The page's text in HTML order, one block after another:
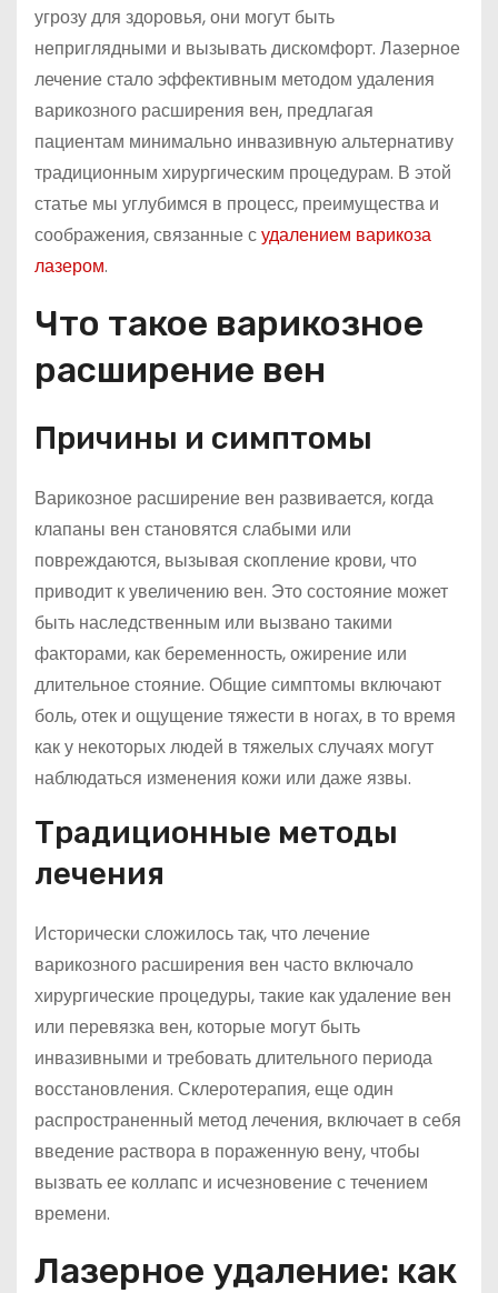
угрозу для здоровья, они могут быть
неприглядными и вызывать дискомфорт. Лазерное
лечение стало эффективным методом удаления
варикозного расширения вен, предлагая
пациентам минимально инвазивную альтернативу
традиционным хирургическим процедурам. В этой
статье мы углубимся в процесс, преимущества и
соображения, связанные судалением варикоза
лазером.
Что такое варикозное
расширение вен
Причины и симптомы
Варикозное расширение вен развивается, когда
клапаны вен становятся слабыми или
повреждаются, вызывая скопление крови, что
приводит к увеличению вен. Это состояние может
быть наследственным или вызвано такими
факторами, как беременность, ожирение или
длительное стояние. Общие симптомы включают
боль, отек и ощущение тяжести в ногах, в то время
как у некоторых людей в тяжелых случаях могут
наблюдаться изменения кожи или даже язвы.
Традиционные методы
лечения
Исторически сложилось так, что лечение
варикозного расширения вен часто включало
хирургические процедуры, такие как удаление вен
или перевязка вен, которые могут быть
инвазивными и требовать длительного периода
восстановления. Склеротерапия, еще один
распространенный метод лечения, включает в себя
введение раствора в пораженную вену, чтобы
вызвать ее коллапс и исчезновение с течением
времени.
Лазерное удаление: как